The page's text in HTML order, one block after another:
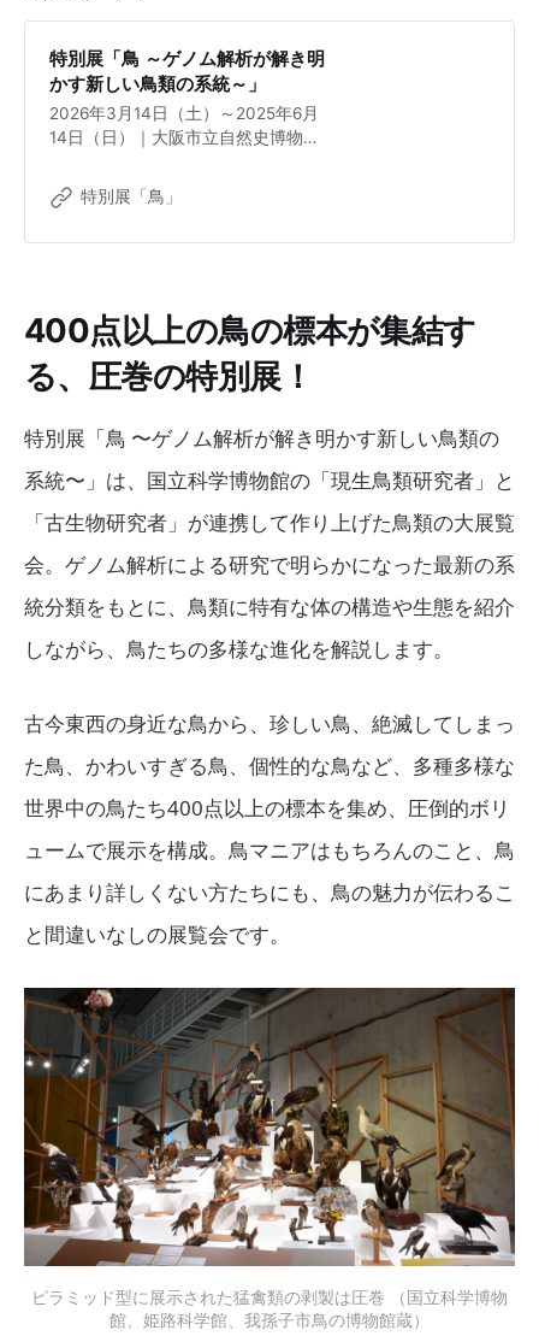
特別展「鳥 ～ゲノム解析が解き明
かす新しい鳥類の系統～」
2026年3月14日（土）～2025年6月
14日（日）｜大阪市立自然史博物館
特別展「鳥」
400点以上の鳥の標本が集結す
る、圧巻の特別展！
特別展「鳥 〜ゲノム解析が解き明かす新しい鳥類の
系統〜」は、国立科学博物館の「現生鳥類研究者」と
「古生物研究者」が連携して作り上げた鳥類の大展覧
会。ゲノム解析による研究で明らかになった最新の系
統分類をもとに、鳥類に特有な体の構造や生態を紹介
しながら、鳥たちの多様な進化を解説します。
古今東西の身近な鳥から、珍しい鳥、絶滅してしまっ
た鳥、かわいすぎる鳥、個性的な鳥など、多種多様な
世界中の鳥たち400点以上の標本を集め、圧倒的ボリ
ュームで展示を構成。鳥マニアはもちろんのこと、鳥
にあまり詳しくない方たちにも、鳥の魅力が伝わるこ
と間違いなしの展覧会です。
ピラミッド型に展示された猛禽類の剥製は圧巻 （国立科学博物
館、姫路科学館、我孫子市鳥の博物館蔵）